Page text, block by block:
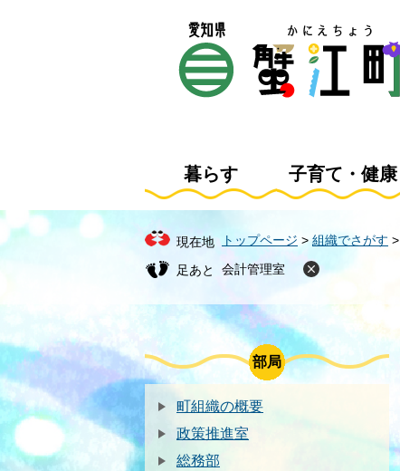
文
へ
暮らす 子育て・健康
現在地 トップページ >組織でさがす >
会計管理室
部局
町組織の概要
政策推進室
総務部